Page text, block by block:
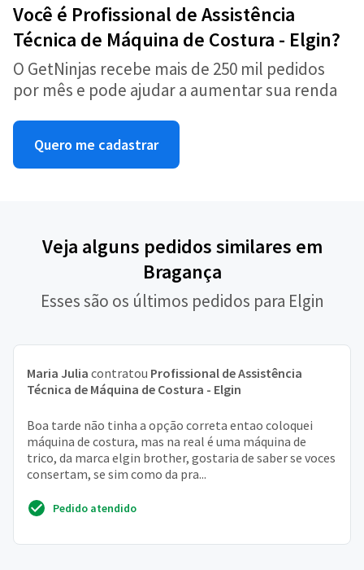
Você é Profissional de Assistência
Técnica de Máquina de Costura - Elgin?
O GetNinjas recebe mais de 250 mil pedidos
por mês e pode ajudar a aumentar sua renda
Quero me cadastrar
Veja alguns pedidos similares em
Bragança
Esses são os últimos pedidos para Elgin
Maria Julia contratou Profissional de Assistência
Técnica de Máquina de Costura - Elgin
Boa tarde não tinha a opção correta entao coloquei
máquina de costura, mas na real é uma máquina de
trico, da marca elgin brother, gostaria de saber se voces
consertam, se sim como da pra...
Pedido atendido